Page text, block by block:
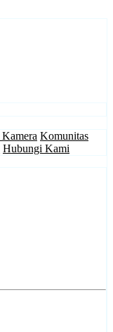
Komunitas
Hubungi Kami